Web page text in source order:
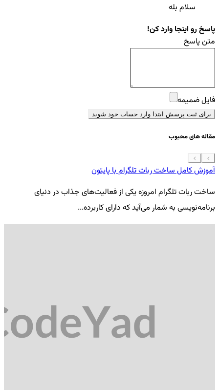
سلام بله
پاسخ رو اینجا وارد کن!
متن پاسخ
فایل ضمیمه
برای ثبت پرسش ابتدا وارد حساب خود شوید
مقاله های محبوب
آموزش کامل ساخت ربات تلگرام با پایتون
ساخت ربات تلگرام امروزه یکی از فعالیت‌های جذاب در دنیای
برنامه‌نویسی به شمار می‌آید که دارای کاربرده...